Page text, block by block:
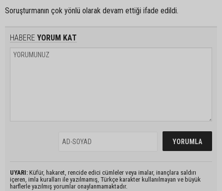
Soruşturmanın çok yönlü olarak devam ettiği ifade edildi.
HABERE YORUM KAT
UYARI: Küfür, hakaret, rencide edici cümleler veya imalar, inançlara saldırı
içeren, imla kuralları ile yazılmamış, Türkçe karakter kullanılmayan ve büyük
harflerle yazılmış yorumlar onaylanmamaktadır.